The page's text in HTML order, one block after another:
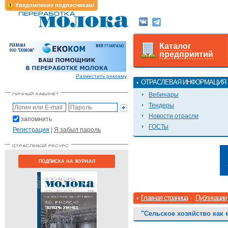
Уведомление подписчикам!
Разместить рекламу
запомнить
Регистрация | Я забыл пароль
ПОДПИСКА НА ЖУРНАЛ
Каталог
предприятий
ОТРАСЛЕВАЯ ИНФОРМАЦИЯ
Вебинары
Тендеры
Новости отрасли
ГОСТы
Главная страница Публикации
"Сельское хозяйство как